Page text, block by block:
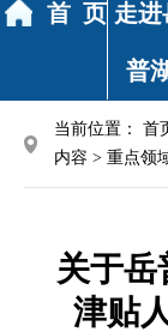
首 页 走进
普
当前位置： 首
内容 > 重点领
关于岳
津贴